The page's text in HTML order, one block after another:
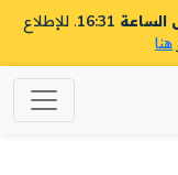
. للإطلاع
هنا